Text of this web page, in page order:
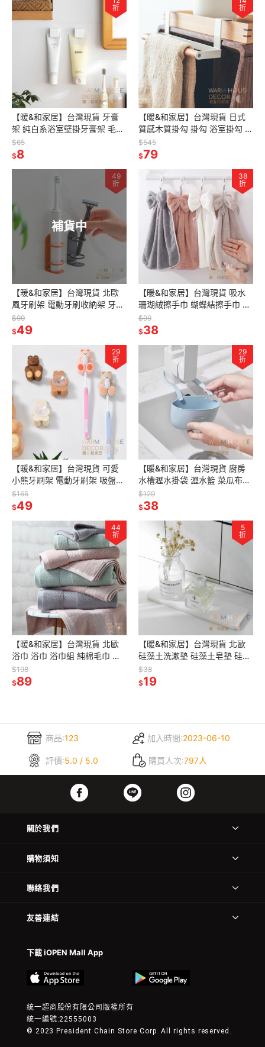
折
【暖&和家居】台灣現貨 牙膏
架 純白系浴室壁掛牙膏架 毛巾
掛勾 浴室掛勾 ㄓ免釘壁掛架 掛
勾 洗面乳收納架 牙膏收納架
$65
$8
折
【暖&和家居】台灣現貨 日式
質感木質掛勾 掛勾 浴室掛勾 門
後掛勾 無痕掛勾 廚房門版掛勾
掛勾收納 門後掛勾 掛勾
$545
$79
補貨中
49
折
【暖&和家居】台灣現貨 北歐
風牙刷架 電動牙刷收納架 牙刷
架 浴室收納 牙刷收納架 牙刷架
刮鬍刀收納架 浴室收納架
$99
$49
38
折
【暖&和家居】台灣現貨 吸水
珊瑚絨擦手巾 蝴蝶結擦手巾 擦
手巾 浴室擦手巾 廚房擦手巾 吊
掛擦手巾 素色擦手巾 小手巾
$99
$38
29
折
【暖&和家居】台灣現貨 可愛
小熊牙刷架 電動牙刷架 吸盤牙
刷架 浴室收納架 免打孔牙刷架
浴室牙刷架 牙刷架 收納架
$165
$49
29
折
【暖&和家居】台灣現貨 廚房
水槽瀝水掛袋 瀝水籃 菜瓜布收
納 瀝水籃 廚房瀝水籃 陽台收納
袋 廚房收納籃 浴室收納 掛籃
$129
$38
44
折
【暖&和家居】台灣現貨 北歐
浴巾 浴巾 浴巾組 純棉毛巾 飯
店浴巾 北歐色系浴巾 厚毛巾 吸
水浴巾 浴室毛巾 加厚毛巾
$198
$89
5
折
【暖&和家居】台灣現貨 北歐
硅藻土洗漱墊 硅藻土皂墊 硅藻
浴室收納 杯墊 硅藻洗簌墊 珪藻
土浴室收納盤 硅藻吸水收納盤
$38
$19
商品:123 加入時間:2023-06-10
評價:5.0 / 5.0 購買人次:797人
關於我們
購物須知
聯絡我們
友善連結
下載 iOPEN Mall App
統一超商股份有限公司版權所有
統一編號:22555003
© 2023 President Chain Store Corp. All rights reserved.